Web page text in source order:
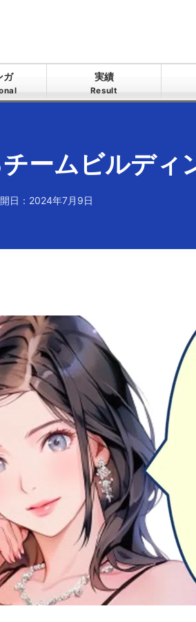
ガ 実績
Result
チームビルディ
日：2024年7月9日